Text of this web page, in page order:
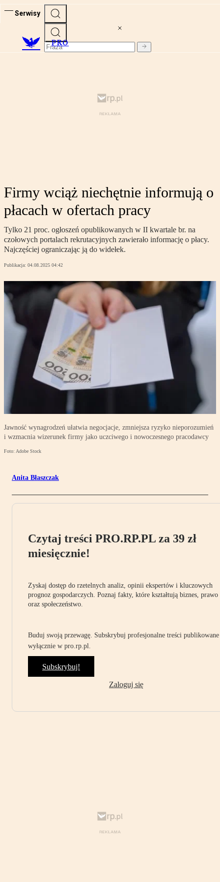
Serwisy
PRO
Firmy wciąż niechętnie informują o
płacach w ofertach pracy
Tylko 21 proc. ogłoszeń opublikowanych w II kwartale br. na
czołowych portalach rekrutacyjnych zawierało informację o płacy.
Najczęściej ograniczając ją do widełek.
Publikacja: 04.08.2025 04:42
Jawność wynagrodzeń ułatwia negocjacje, zmniejsza ryzyko nieporozumień
i wzmacnia wizerunek firmy jako uczciwego i nowoczesnego pracodawcy
Foto: Adobe Stock
Anita Błaszczak
Czytaj treści PRO.RP.PL za 39 zł
miesięcznie!
Zyskaj dostęp do rzetelnych analiz, opinii ekspertów i kluczowych
prognoz gospodarczych. Poznaj fakty, które kształtują biznes, prawo
oraz społeczeństwo.
Buduj swoją przewagę. Subskrybuj profesjonalne treści publikowane
wyłącznie w pro.rp.pl.
Subskrybuj!
Zaloguj się